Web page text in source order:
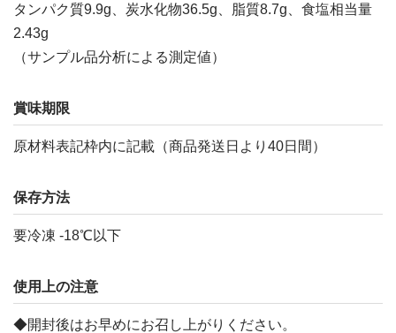
タンパク質9.9g、炭水化物36.5g、脂質8.7g、食塩相当量
2.43g
（サンプル品分析による測定値）
賞味期限
原材料表記枠内に記載（商品発送日より40日間）
保存方法
要冷凍 -18℃以下
使用上の注意
◆開封後はお早めにお召し上がりください。